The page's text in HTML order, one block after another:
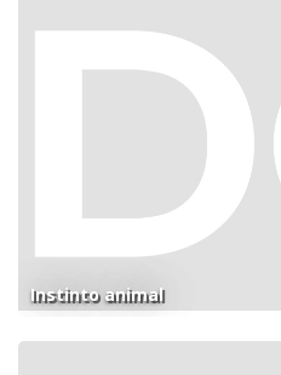
Instinto animal